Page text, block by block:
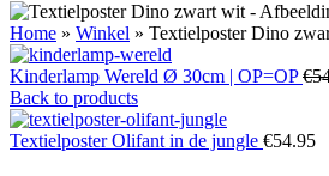
Home » Winkel » Textielposter Dino
Kinderlamp Wereld Ø 30cm | OP=OP€
Back to products
Textielposter Olifant in de jungle €54.95